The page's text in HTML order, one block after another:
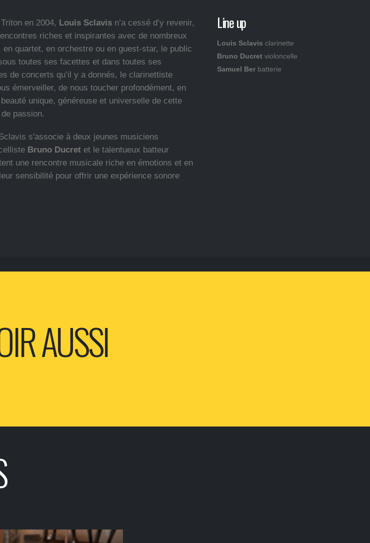
en 2004, Louis Sclavis n’a cessé d’y revenir,
riches et inspirantes avec de nombreux
quartet, en orchestre ou en guest-star, le public
toutes ses facettes et dans toutes ses
de concerts qu’il y a donnés, le clarinettiste
émerveiller, de nous toucher profondément, en
unique, généreuse et universelle de cette
passion.
s'associe à deux jeunes musiciens
Bruno Ducret et le talentueux batteur
une rencontre musicale riche en émotions et en
sensibilité pour offrir une expérience sonore
Line up
Louis Sclavis clarinette
Bruno Ducret violoncelle
Samuel Ber batterie
AUSSI